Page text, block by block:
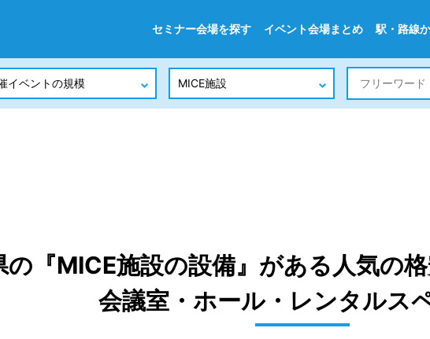
セミナー会場を探す イベント会場まとめ 駅・路線
の『MICE施設の設備』がある人気の
会議室・ホール・レンタルスペ